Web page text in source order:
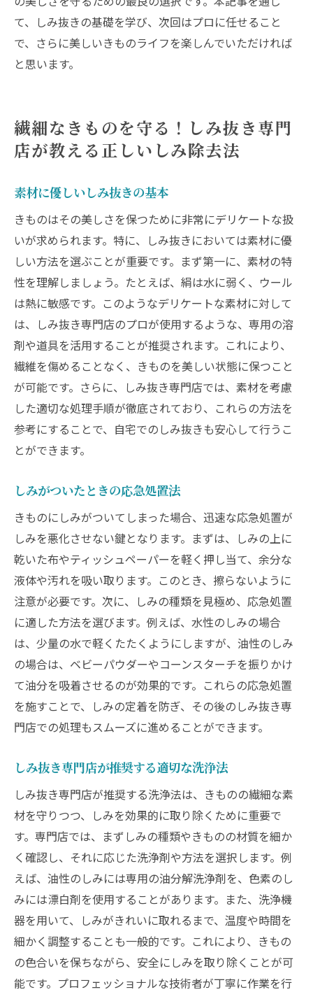
て、しみ抜きの基礎を学び、次回はプロに任せること
で、さらに美しいきものライフを楽しんでいただければ
と思います。
繊細なきものを守る！しみ抜き専門
店が教える正しいしみ除去法
素材に優しいしみ抜きの基本
きものはその美しさを保つために非常にデリケートな扱
いが求められます。特に、しみ抜きにおいては素材に優
しい方法を選ぶことが重要です。まず第一に、素材の特
性を理解しましょう。たとえば、絹は水に弱く、ウール
は熱に敏感です。このようなデリケートな素材に対して
は、しみ抜き専門店のプロが使用するような、専用の溶
剤や道具を活用することが推奨されます。これにより、
繊維を傷めることなく、きものを美しい状態に保つこと
が可能です。さらに、しみ抜き専門店では、素材を考慮
した適切な処理手順が徹底されており、これらの方法を
参考にすることで、自宅でのしみ抜きも安心して行うこ
とができます。
しみがついたときの応急処置法
きものにしみがついてしまった場合、迅速な応急処置が
しみを悪化させない鍵となります。まずは、しみの上に
乾いた布やティッシュペーパーを軽く押し当て、余分な
液体や汚れを吸い取ります。このとき、擦らないように
注意が必要です。次に、しみの種類を見極め、応急処置
に適した方法を選びます。例えば、水性のしみの場合
は、少量の水で軽くたたくようにしますが、油性のしみ
の場合は、ベビーパウダーやコーンスターチを振りかけ
て油分を吸着させるのが効果的です。これらの応急処置
を施すことで、しみの定着を防ぎ、その後のしみ抜き専
門店での処理もスムーズに進めることができます。
しみ抜き専門店が推奨する適切な洗浄法
しみ抜き専門店が推奨する洗浄法は、きものの繊細な素
材を守りつつ、しみを効果的に取り除くために重要で
す。専門店では、まずしみの種類やきものの材質を細か
く確認し、それに応じた洗浄剤や方法を選択します。例
えば、油性のしみには専用の油分解洗浄剤を、色素のし
みには漂白剤を使用することがあります。また、洗浄機
器を用いて、しみがきれいに取れるまで、温度や時間を
細かく調整することも一般的です。これにより、きもの
の色合いを保ちながら、安全にしみを取り除くことが可
能です。プロフェッショナルな技術者が丁寧に作業を行